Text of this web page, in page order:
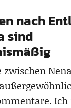
nach
sind
zwischen
Ich